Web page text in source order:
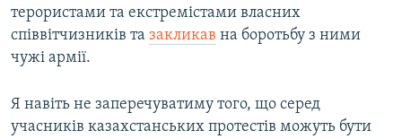
терористами та екстремістами власних
співвітчизників та закликав на боротьбу з ними
чужі армії.
Я навіть не заперечуватиму того, що серед
учасників казахстанських протестів можуть бути